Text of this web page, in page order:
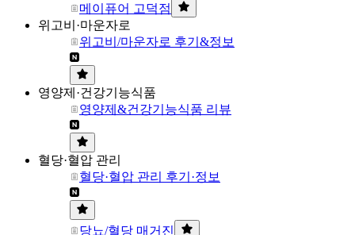
메이퓨어 고덕점
위고비·마운자로
위고비/마운자로 후기&정보
영양제·건강기능식품
영양제&건강기능식품 리뷰
혈당·혈압 관리
혈당·혈압 관리 후기·정보
당뇨/혈당 매거진